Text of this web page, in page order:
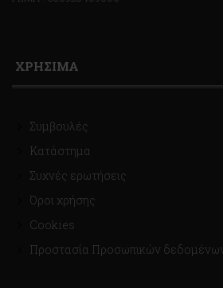
ΧΡΗΣΙΜΑ
Συμβουλές
Κατάστημα
Συχνές ερωτήσεις
Όροι χρήσης
Cookies
Προστασία Προσωπικών